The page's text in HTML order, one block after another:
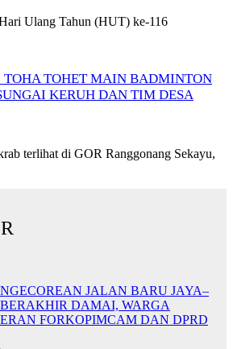
Ulang Tahun (HUT) ke-116
TOHA TOHET MAIN BADMINTON
KERUH DAN TIM DESA
terlihat di GOR Ranggonang Sekayu,
JALAN BARU JAYA–
DAMAI, WARGA
FORKOPIMCAM DAN DPRD